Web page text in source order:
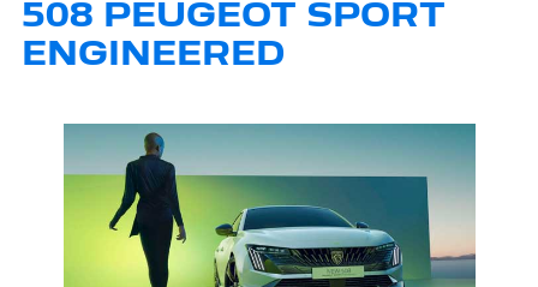
508 PEUGEOT SPORT
ENGINEERED